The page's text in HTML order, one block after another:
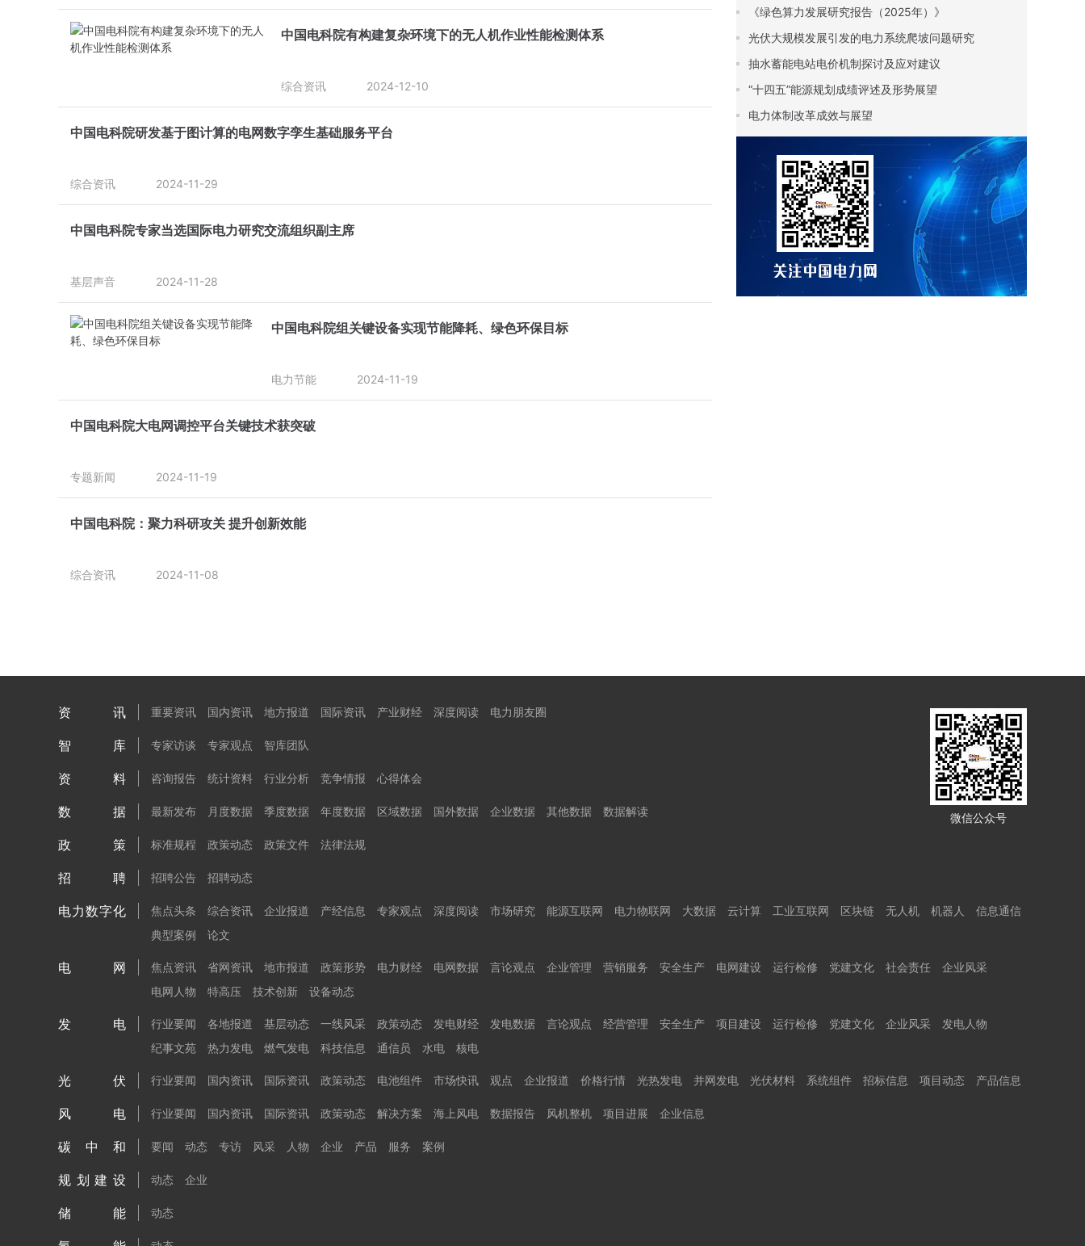
中国电科院有构建复杂环境下的无人机作业性能检测体系
综合资讯 2024-12-10
中国电科院研发基于图计算的电网数字孪生基础服务平台
综合资讯 2024-11-29
中国电科院专家当选国际电力研究交流组织副主席
基层声音 2024-11-28
中国电科院组关键设备实现节能降耗、绿色环保目标
电力节能 2024-11-19
中国电科院大电网调控平台关键技术获突破
专题新闻 2024-11-19
中国电科院：聚力科研攻关 提升创新效能
综合资讯 2024-11-08
《绿色算力发展研究报告（2025年）》
光伏大规模发展引发的电力系统爬坡问题研究
抽水蓄能电站电价机制探讨及应对建议
“十四五”能源规划成绩评述及形势展望
电力体制改革成效与展望
微信公众号
资讯 重要资讯 国内资讯 地方报道 国际资讯 产业财经 深度阅读 电力朋友圈
智库 专家访谈 专家观点 智库团队
资料 咨询报告 统计资料 行业分析 竞争情报 心得体会
数据 最新发布 月度数据 季度数据 年度数据 区域数据 国外数据 企业数据 其他数据 数据解读
政策 标准规程 政策动态 政策文件 法律法规
招聘 招聘公告 招聘动态
电力数字化 焦点头条 综合资讯 企业报道 产经信息 专家观点 深度阅读 市场研究 能源互联网 电力物联网 大数据 云计算 工业互联网 区块链 无人机 机器人
信息通信
典型案例
论文
电网 焦点资讯 省网资讯 地市报道 政策形势 电力财经 电网数据 言论观点 企业管理 营销服务 安全生产 电网建设 运行检修 党建文化 社会责任
企业风采
电网人物
特高压 技术创新 设备动态
发电 行业要闻 各地报道 基层动态 一线风采 政策动态 发电财经 发电数据 言论观点 经营管理 安全生产 项目建设 运行检修 党建文化 企业风采
发电人物
纪事文苑
热力发电 燃气发电 科技信息 通信员 水电 核电
光伏 行业要闻 国内资讯 国际资讯 政策动态 电池组件 市场快讯 观点 企业报道 价格行情 光热发电 并网发电 光伏材料 系统组件 招标信息 项目动态 产品信息
风电 行业要闻 国内资讯 国际资讯 政策动态 解决方案 海上风电 数据报告 风机整机 项目进展 企业信息
碳中和 要闻 动态 专访 风采 人物 企业 产品 服务 案例
规划建设 动态 企业
储能 动态